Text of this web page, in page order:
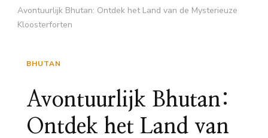
Avontuurlijk Bhutan: Ontdek het Land van de Mysterieuze
Kloosterforten
BHUTAN
Avontuurlijk Bhutan:
Ontdek het Land van